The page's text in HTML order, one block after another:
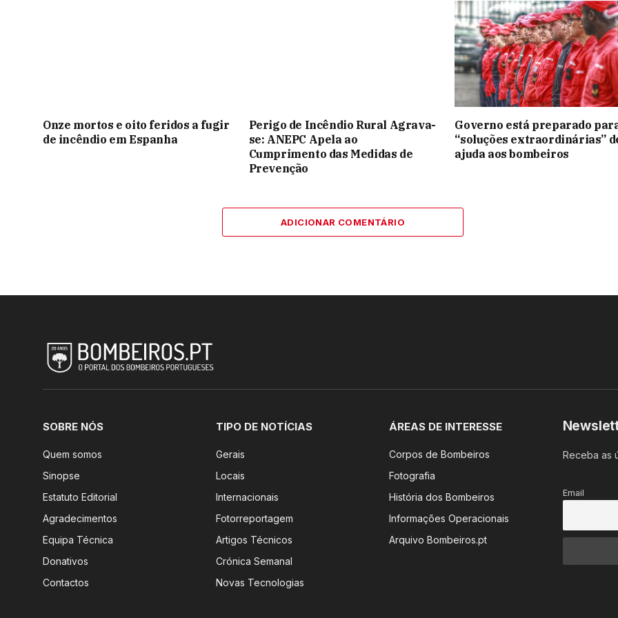
Onze mortos e oito feridos a fugir
de incêndio em Espanha
Perigo de Incêndio Rural Agrava-
se: ANEPC Apela ao
Cumprimento das Medidas de
Prevenção
Governo está preparado
“soluções extraordinárias”
ajuda aos bombeiros
ADICIONAR COMENTÁRIO
SOBRE NÓS
Quem somos
Sinopse
Estatuto Editorial
Agradecimentos
Equipa Técnica
Donativos
Contactos
TIPO DE NOTÍCIAS
Gerais
Locais
Internacionais
Fotorreportagem
Artigos Técnicos
Crónica Semanal
Novas Tecnologias
ÁREAS DE INTERESSE
Corpos de Bombeiros
Fotografia
História dos Bombeiros
Informações Operacionais
Arquivo Bombeiros.pt
Receba as
Email